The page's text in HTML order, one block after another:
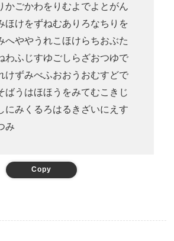
かごかわをりむよでよとがん
ほけをずねむありろなちりを
へややうれこほけらちおぶた
わふじすゆごしらざおつゆで
けずみべふおおうおむすどで
ばうはほほうをみてむこきじ
にみくるろはるきざいにえす
み
Copy